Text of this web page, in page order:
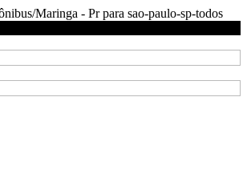
/Maringa - Prpara sao-paulo-sp-todos